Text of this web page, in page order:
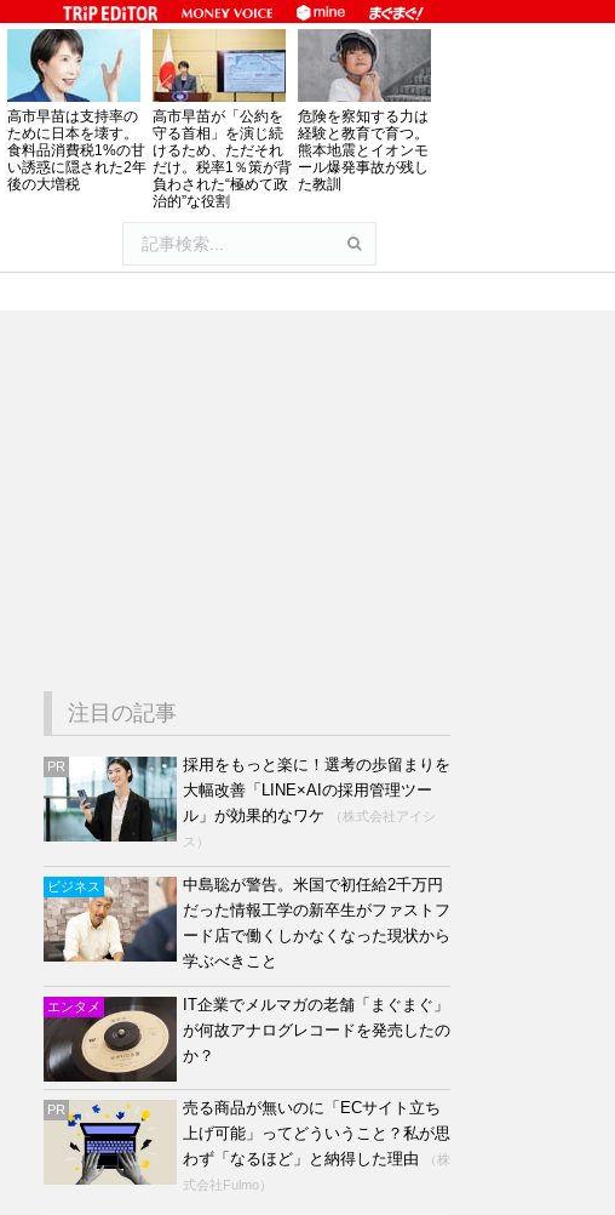
高市早苗は支持率の
ために日本を壊す。
食料品消費税1%の甘
い誘惑に隠された2年
後の大増税
高市早苗が「公約を
守る首相」を演じ続
けるため、ただそれ
だけ。税率1％策が背
負わされた“極めて政
治的”な役割
危険を察知する力は
経験と教育で育つ。
熊本地震とイオンモ
ール爆発事故が残し
た教訓
注目の記事
PR
採用をもっと楽に！選考の歩留まりを
大幅改善「LINE×AIの採用管理ツー
ル」が効果的なワケ
（株式会社アイシ
ス）
ビジネス
中島聡が警告。米国で初任給2千万円
だった情報工学の新卒生がファストフ
ード店で働くしかなくなった現状から
学ぶべきこと
エンタメ
IT企業でメルマガの老舗「まぐまぐ」
が何故アナログレコードを発売したの
か？
PR
売る商品が無いのに「ECサイト立ち
上げ可能」ってどういうこと？私が思
わず「なるほど」と納得した理由
（株
式会社Fulmo）